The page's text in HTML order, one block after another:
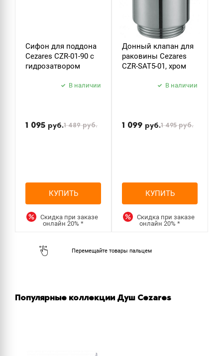
Сифон для поддона
Cezares CZR-01-90 с
гидрозатвором
В наличии
1 095 руб.1 489руб.
КУПИТЬ
Скидка при заказе
онлайн20%*
Донный клапан для
раковины Cezares
CZR-SAT5-01, хром
В наличии
1 099 руб.1 495руб.
КУПИТЬ
Скидка при заказе
онлайн20%*
Популярные коллекции Душ Cezares